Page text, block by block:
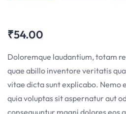
₹54.00
Doloremque laudantium, totam
quae abillo inventore veritatis
vitae dicta sunt explicabo. Nemo
quia voluptas sit aspernatur aut